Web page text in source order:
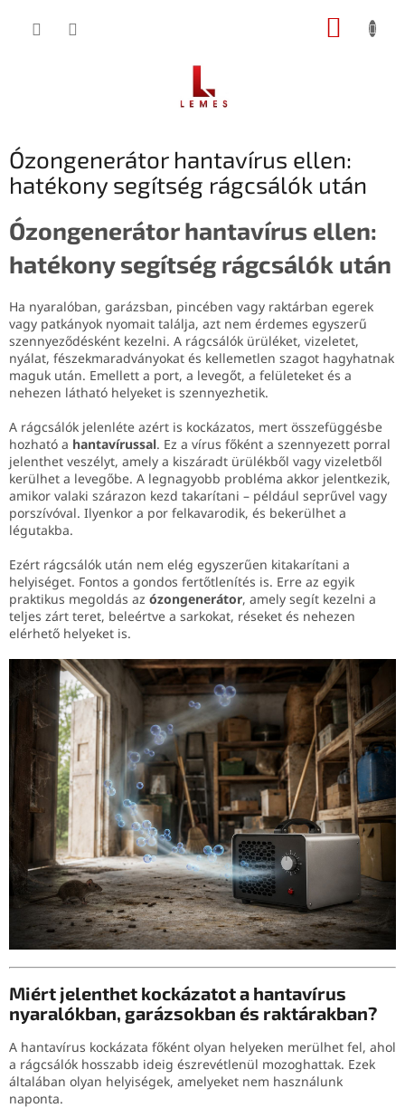
KOSÁR
Ózongenerátor hantavírus ellen:
hatékony segítség rágcsálók után
Ózongenerátor hantavírus ellen:
hatékony segítség rágcsálók után
Ha nyaralóban, garázsban, pincében vagy raktárban egerek
vagy patkányok nyomait találja, azt nem érdemes egyszerű
szennyeződésként kezelni. A rágcsálók ürüléket, vizeletet,
nyálat, fészekmaradványokat és kellemetlen szagot hagyhatnak
maguk után. Emellett a port, a levegőt, a felületeket és a
nehezen látható helyeket is szennyezhetik.
A rágcsálók jelenléte azért is kockázatos, mert összefüggésbe
hozható a hantavírussal. Ez a vírus főként a szennyezett porral
jelenthet veszélyt, amely a kiszáradt ürülékből vagy vizeletből
kerülhet a levegőbe. A legnagyobb probléma akkor jelentkezik,
amikor valaki szárazon kezd takarítani – például seprűvel vagy
porszívóval. Ilyenkor a por felkavarodik, és bekerülhet a
légutakba.
Ezért rágcsálók után nem elég egyszerűen kitakarítani a
helyiséget. Fontos a gondos fertőtlenítés is. Erre az egyik
praktikus megoldás az ózongenerátor, amely segít kezelni a
teljes zárt teret, beleértve a sarkokat, réseket és nehezen
elérhető helyeket is.
Miért jelenthet kockázatot a hantavírus
nyaralókban, garázsokban és raktárakban?
A hantavírus kockázata főként olyan helyeken merülhet fel, ahol
a rágcsálók hosszabb ideig észrevétlenül mozoghattak. Ezek
általában olyan helyiségek, amelyeket nem használunk
naponta.